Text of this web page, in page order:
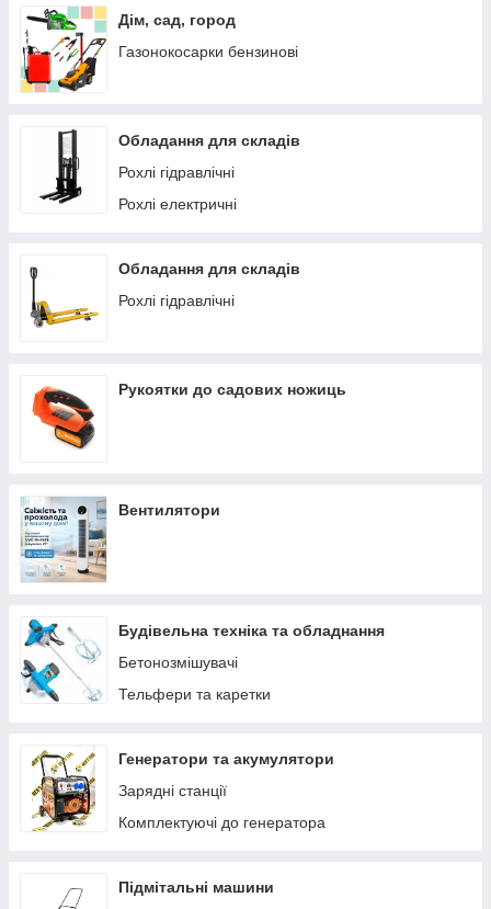
Дім, сад, город
Газонокосарки бензинові
Обладання для складів
Рохлі гідравлічні
Рохлі електричні
Обладання для складів
Рохлі гідравлічні
Рукоятки до садових ножиць
Вентилятори
Будівельна техніка та обладнання
Бетонозмішувачі
Тельфери та каретки
Генератори та акумулятори
Зарядні станції
Комплектуючі до генератора
Підмітальні машини